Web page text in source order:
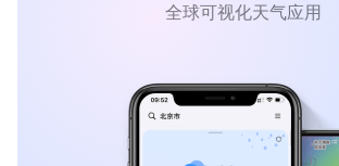
全球可视化天气应用